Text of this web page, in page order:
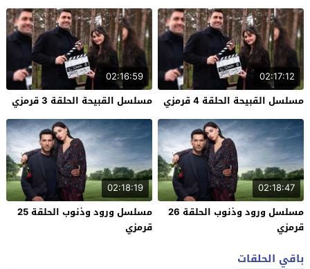
02:17:12
مسلسل القبيحة الحلقة 4 قرمزي
02:16:59
مسلسل القبيحة الحلقة 3 قرمزي
02:18:47
مسلسل ورود وذنوب الحلقة 26
قرمزي
02:18:19
مسلسل ورود وذنوب الحلقة 25
قرمزي
باقي الحلقات